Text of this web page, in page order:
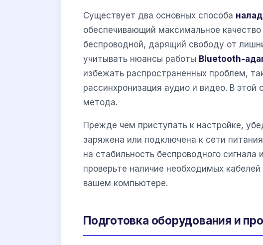
Существует два основных способа
обеспечивающий максимальное
беспроводной, дарящий свободу от
учитывать нюансы работы Bluetooth-
избежать распространенных проблем,
рассинхронизация аудио и видео. В
метода.
Прежде чем приступать к настройке,
заряжена или подключена к сети
на стабильность беспроводного
проверьте наличие необходимых
вашем компьютере.
Подготовка оборудования и